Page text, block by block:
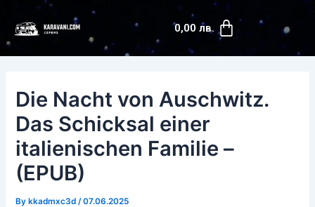
content
0,00 лв. Cart
Die Nacht von Auschwitz.
Das Schicksal einer
italienischen Familie –
(EPUB)
Bykkadmxc3d /07.06.2025
navigation